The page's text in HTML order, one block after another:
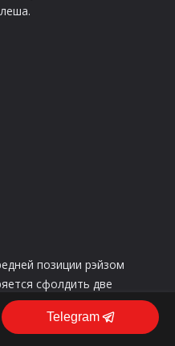
позиции рэйзом
сфолдить две
на катоффе идёт олл-
увидел его карты
Telegram